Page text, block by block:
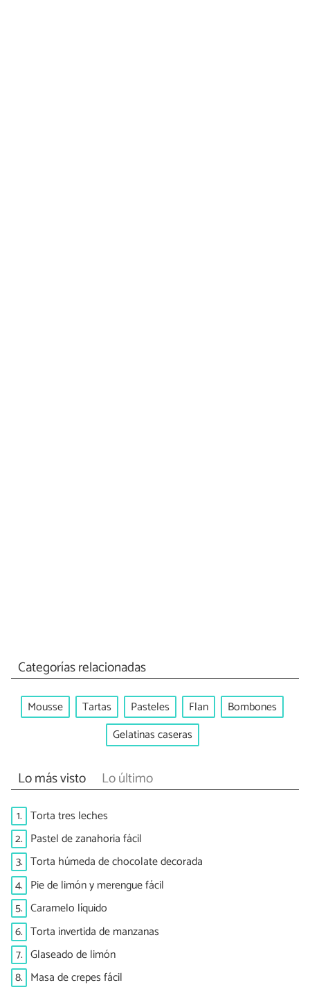
Categorías relacionadas
Mousse Tartas Pasteles Flan
Bombones
Gelatinas caseras
Lo más visto Lo último
1. Torta tres leches
2. Pastel de zanahoria fácil
3. Torta húmeda de chocolate decorada
4. Pie de limón y merengue fácil
5. Caramelo líquido
6. Torta invertida de manzanas
7. Glaseado de limón
8. Masa de crepes fácil